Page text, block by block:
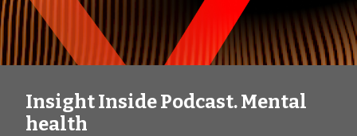
Insight Inside Podcast. Mental
health